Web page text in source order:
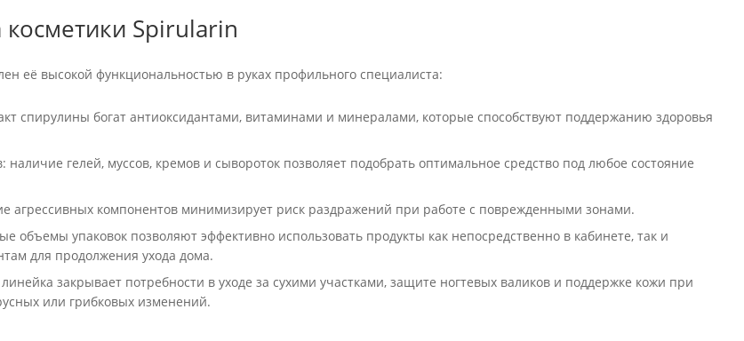
Spirularin
её высокой функциональностью в руках профильного специалиста:
спирулины богат антиоксидантами, витаминами и минералами, которые способствуют поддержанию здоровья
наличие гелей, муссов, кремов и сывороток позволяет подобрать оптимальное средство под любое состояние
агрессивных компонентов минимизирует риск раздражений при работе с поврежденными зонами.
объемы упаковок позволяют эффективно использовать продукты как непосредственно в кабинете, так и
для продолжения ухода дома.
закрывает потребности в уходе за сухими участками, защите ногтевых валиков и поддержке кожи при
или грибковых изменений.